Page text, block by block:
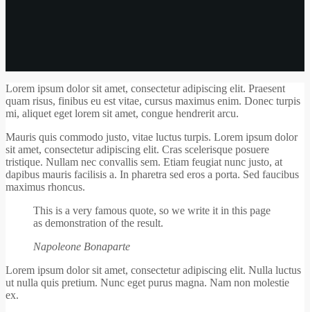
Lorem ipsum dolor sit amet, consectetur adipiscing elit. Praesent
quam risus, finibus eu est vitae, cursus maximus enim. Donec turpis
mi, aliquet eget lorem sit amet, congue hendrerit arcu.
Mauris quis commodo justo, vitae luctus turpis. Lorem ipsum dolor
sit amet, consectetur adipiscing elit. Cras scelerisque posuere
tristique. Nullam nec convallis sem. Etiam feugiat nunc justo, at
dapibus mauris facilisis a. In pharetra sed eros a porta. Sed faucibus
maximus rhoncus.
This is a very famous quote, so we write it in this page
as demonstration of the result.
Napoleone Bonaparte
Lorem ipsum dolor sit amet, consectetur adipiscing elit. Nulla luctus
ut nulla quis pretium. Nunc eget purus magna. Nam non molestie
ex.